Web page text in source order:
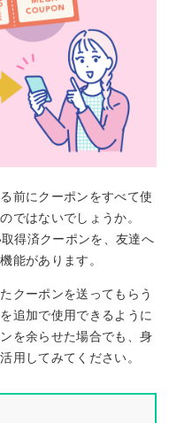
前にクーポンをすべて使
ではないでしょうか。
得済クーポンを、友達へ
能があります。
クーポンを送ってもらう
追加で使用できるように
を余らせた場合でも、身
用してみてください。